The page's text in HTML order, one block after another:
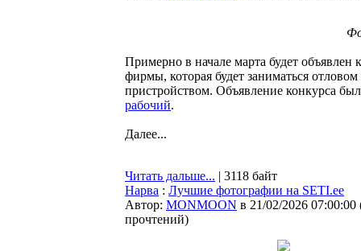
Примерно в начале марта будет объявлен
фирмы, которая будет заниматься
пристройством. Объявление конкурса
рабочий.
Далее...
Читать дальше... | 3118 байт
Нарва : Лучшие фотографии на SETI.ee
Автор: MONMOON в 21/02/2026 07:00:00
прочтений)